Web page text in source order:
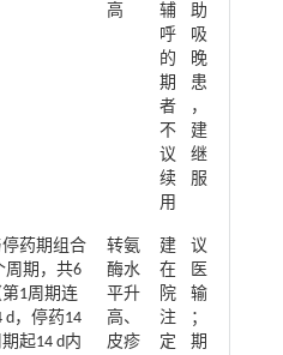
高
辅助
呼吸
的晚
期患
者，
不建
议继
续服
用
药期组合
周期，共6
1周期连
d，停药14
起14 d内
转氨
酶水
平升
高、
皮疹
建议
在医
院输
注；
定期